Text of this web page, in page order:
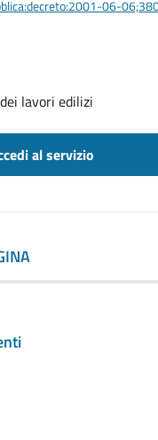
06-
lavori edilizi
al servizio